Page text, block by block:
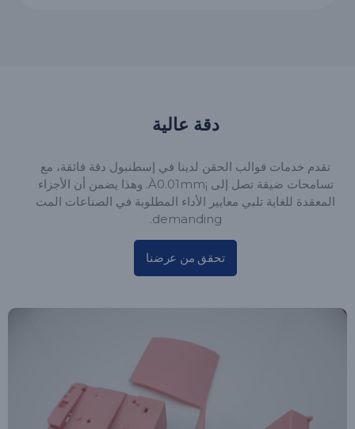
دقة عالية
تقدم خدمات قوالب الحقن لدينا في إسطنبول دقة فائقة، مع
تسامحات ضيقة تصل إلى ¡À0.01mm. وهذا يضمن أن الأجزاء
المعقدة للغاية تلبي معايير الأداء المطلوبة في الصناعات المت
demanding.
تحقق من عرضنا